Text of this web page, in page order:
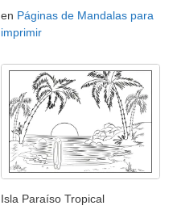
en Páginas de Mandalas para
imprimir
Isla Paraíso Tropical